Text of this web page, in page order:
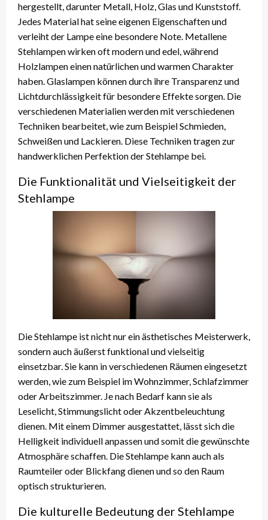
hergestellt, darunter Metall, Holz, Glas und Kunststoff.
Jedes Material hat seine eigenen Eigenschaften und
verleiht der Lampe eine besondere Note. Metallene
Stehlampen wirken oft modern und edel, während
Holzlampen einen natürlichen und warmen Charakter
haben. Glaslampen können durch ihre Transparenz und
Lichtdurchlässigkeit für besondere Effekte sorgen. Die
verschiedenen Materialien werden mit verschiedenen
Techniken bearbeitet, wie zum Beispiel Schmieden,
Schweißen und Lackieren. Diese Techniken tragen zur
handwerklichen Perfektion der Stehlampe bei.
Die Funktionalität und Vielseitigkeit der
Stehlampe
Die Stehlampe ist nicht nur ein ästhetisches Meisterwerk,
sondern auch äußerst funktional und vielseitig
einsetzbar. Sie kann in verschiedenen Räumen eingesetzt
werden, wie zum Beispiel im Wohnzimmer, Schlafzimmer
oder Arbeitszimmer. Je nach Bedarf kann sie als
Leselicht, Stimmungslicht oder Akzentbeleuchtung
dienen. Mit einem Dimmer ausgestattet, lässt sich die
Helligkeit individuell anpassen und somit die gewünschte
Atmosphäre schaffen. Die Stehlampe kann auch als
Raumteiler oder Blickfang dienen und so den Raum
optisch strukturieren.
Die kulturelle Bedeutung der Stehlampe